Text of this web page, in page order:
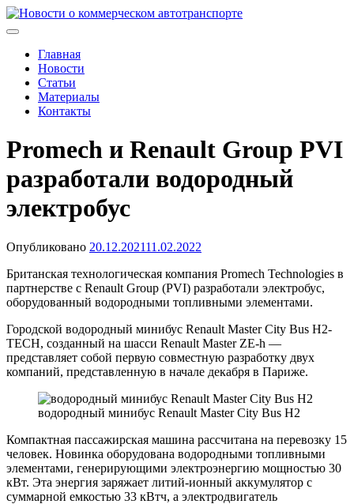
Skip
to
автомобилях и спецтехнике
Главная
Новости
Статьи
Материалы
Контакты
Promech и Renault Group PVI
разработали водородный
электробус
Опубликовано 20.12.202111.02.2022
Британская технологическая компания Promech Technologies в
партнерстве с Renault Group (PVI) разработали электробус,
оборудованный водородными топливными элементами.
Городской водородный минибус Renault Master City Bus H2-
TECH, созданный на шасси Renault Master ZE-h —
представляет собой первую совместную разработку двух
компаний, представленную в начале декабря в Париже.
водородный минибус Renault Master City Bus H2
Компактная пассажирская машина рассчитана на перевозку 15
человек. Новинка оборудована водородными топливными
элементами, генерирующими электроэнергию мощностью 30
кВт. Эта энергия заряжает литий-ионный аккумулятор с
суммарной емкостью 33 кВтч, а электродвигатель